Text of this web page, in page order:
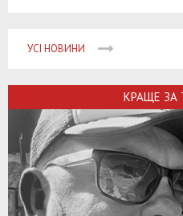
УСІ НОВИНИ
КРАЩЕ